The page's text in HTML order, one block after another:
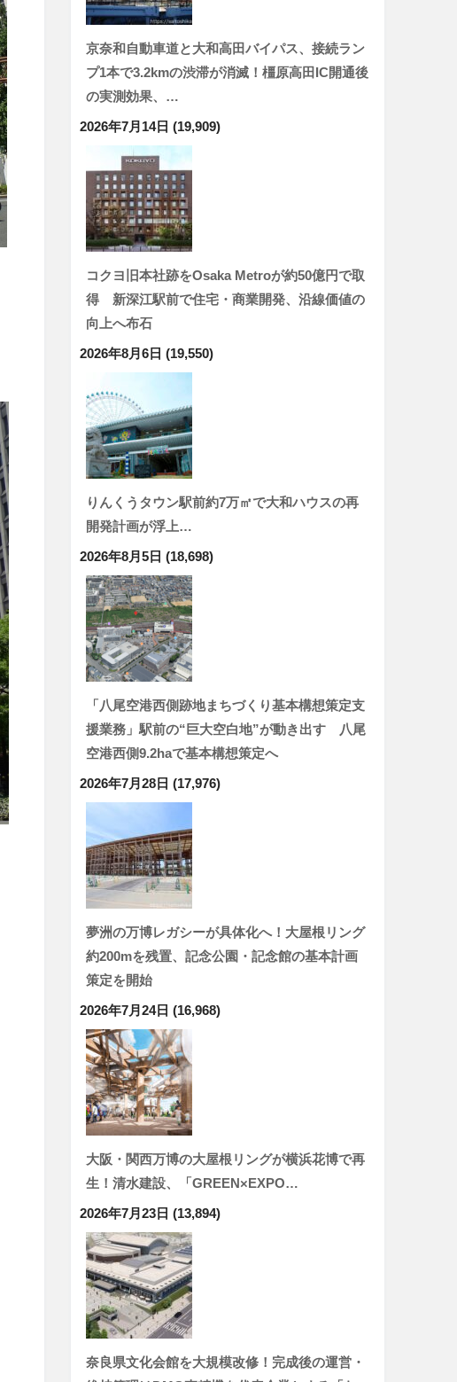
京奈和自動車道と大和高田バイパス、接続ラン
プ1本で3.2kmの渋滞が消滅！橿原高田IC開通後
の実測効果、…
2026年7月14日 (19,909)
コクヨ旧本社跡をOsaka Metroが約50億円で取
得 新深江駅前で住宅・商業開発、沿線価値の
向上へ布石
2026年8月6日 (19,550)
りんくうタウン駅前約7万㎡で大和ハウスの再
開発計画が浮上…
2026年8月5日 (18,698)
「八尾空港西側跡地まちづくり基本構想策定支
援業務」駅前の“巨大空白地”が動き出す 八尾
空港西側9.2haで基本構想策定へ
2026年7月28日 (17,976)
夢洲の万博レガシーが具体化へ！大屋根リング
約200mを残置、記念公園・記念館の基本計画
策定を開始
2026年7月24日 (16,968)
大阪・関西万博の大屋根リングが横浜花博で再
生！清水建設、「GREEN×EXPO…
2026年7月23日 (13,894)
奈良県文化会館を大規模改修！完成後の運営・